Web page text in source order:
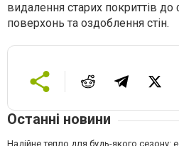
видалення старих покриттів
поверхонь та оздоблення стін.
Останні новини
Надійне тепло для будь-якого сезону: